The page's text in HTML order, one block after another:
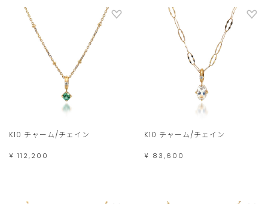
K10 チャーム/チェイン
¥ 112,200
K10 チャーム/チェイン
¥ 83,600